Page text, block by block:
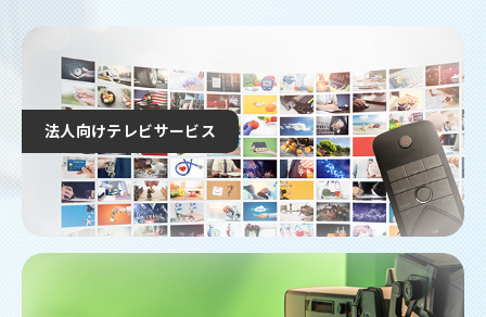
データ放送「交通情報（鉄道遅延情報）」サービス
掲載終了のお知らせ
2026.04.22
【重要】インターネットサービス料金改定のお知らせ
2026.04.20
番組ガイド誌「CABLE GUIDE」 および 地域情報誌
「あらぶんちょ通信」休刊のお知らせ
【重要】テレビサービス放送方式の変更に伴うご案内
法人向けテレビサービス